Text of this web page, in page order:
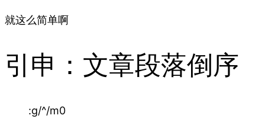
就这么简单啊
引申：文章段落倒序
:g/^/m0